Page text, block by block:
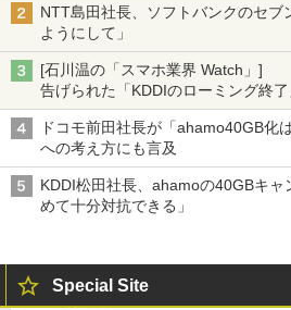
NTT島田社長、ソフトバンクのセブ
ようにして」
[石川温の「スマホ業界 Watch」]
告げられた「KDDIのローミング終了
穴と楽天モバイルの課題
ドコモ前田社長が「ahamo40GB化
への考え方にも言及
KDDI松田社長、ahamoの40GBキャ
めて十分対抗できる」
Special Site